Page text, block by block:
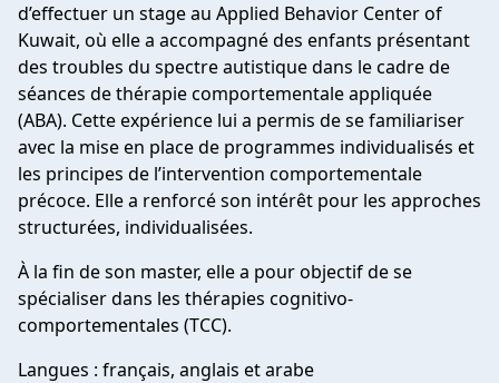
d’effectuer un stage au Applied Behavior Center of
Kuwait, où elle a accompagné des enfants présentant
des troubles du spectre autistique dans le cadre de
séances de thérapie comportementale appliquée
(ABA). Cette expérience lui a permis de se familiariser
avec la mise en place de programmes individualisés et
les principes de l’intervention comportementale
précoce. Elle a renforcé son intérêt pour les approches
structurées, individualisées.
À la fin de son master, elle a pour objectif de se
spécialiser dans les thérapies cognitivo-
comportementales (TCC).
Langues : français, anglais et arabe